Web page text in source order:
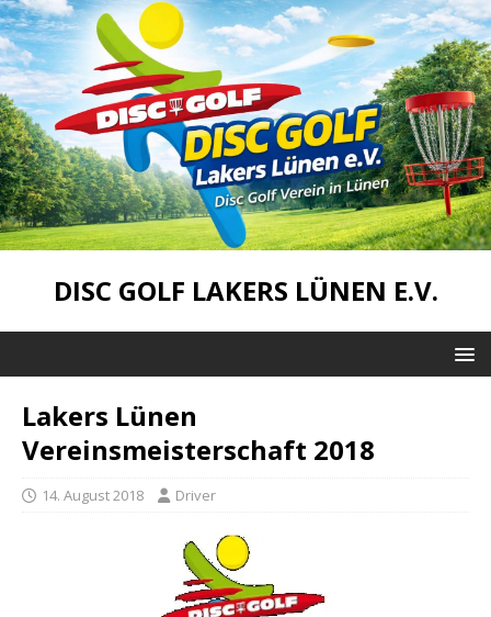
DISC GOLF LAKERS LÜNEN E.V.
Lakers Lünen
Vereinsmeisterschaft 2018
14. August 2018 Driver